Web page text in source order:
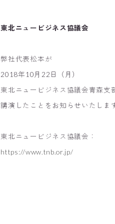
東北ニュービジネス協議会
弊社代表松本が
2018年10月22日（月）
東北ニュービジネス協議会青森支
講演したことをお知らせいたしま
東北ニュービジネス協議会：
https://www.tnb.or.jp/